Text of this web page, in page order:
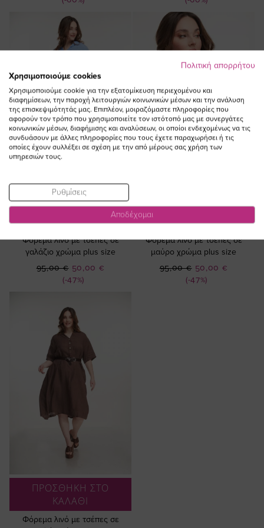
ΠΡΟΣΘΗΚΗ ΣΤΟ
ΚΑΛΑΘΙ
Φόρεμα λινό με τσέπες σε
γαλάζιο χρώμα plus size
(-47%)
Ειδική
Τιμή
50,00 €
95,00 €
ΠΡΟΣΘΗΚΗ ΣΤΟ
ΚΑΛΑΘΙ
Φόρεμα λινό με τσέπες σε
μαύρο χρώμα plus size
(-47%)
Ειδική
Τιμή
50,00 €
95,00 €
ΠΡΟΣΘΗΚΗ ΣΤΟ
ΚΑΛΑΘΙ
Φόρεμα λινό με τσέπες σε
Πολιτική απορρήτου
Χρησιμοποιούμε cookies
Χρησιμοποιούμε cookie για την εξατομίκευση περιεχομένου και
διαφημίσεων, την παροχή λειτουργιών κοινωνικών μέσων και την ανάλυση
της επισκεψιμότητάς μας. Επιπλέον, μοιραζόμαστε πληροφορίες που
αφορούν τον τρόπο που χρησιμοποιείτε τον ιστότοπό μας με συνεργάτες
κοινωνικών μέσων, διαφήμισης και αναλύσεων, οι οποίοι ενδεχομένως να τις
συνδυάσουν με άλλες πληροφορίες που τους έχετε παραχωρήσει ή τις
οποίες έχουν συλλέξει σε σχέση με την από μέρους σας χρήση των
υπηρεσιών τους.
Ρυθμίσεις
Αποδέχομαι